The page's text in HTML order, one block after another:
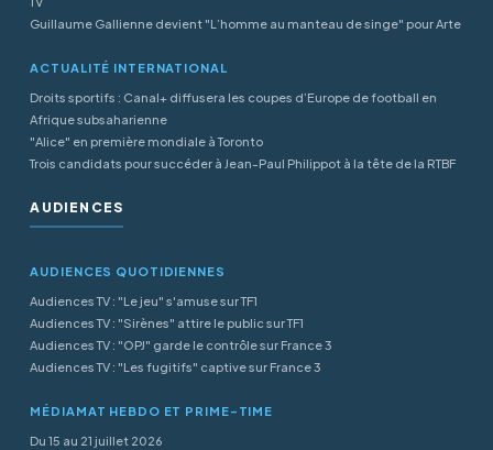
Guillaume Gallienne devient "L’homme au manteau de singe" pour Arte
ACTUALITÉ INTERNATIONAL
Droits sportifs : Canal+ diffusera les coupes d’Europe de football en
Afrique subsaharienne
"Alice" en première mondiale à Toronto
Trois candidats pour succéder à Jean-Paul Philippot à la tête de la RTBF
AUDIENCES
AUDIENCES QUOTIDIENNES
Audiences TV : "Le jeu" s'amuse sur TF1
Audiences TV : "Sirènes" attire le public sur TF1
Audiences TV : "OPJ" garde le contrôle sur France 3
Audiences TV : "Les fugitifs" captive sur France 3
MÉDIAMAT HEBDO ET PRIME-TIME
Du 15 au 21 juillet 2026